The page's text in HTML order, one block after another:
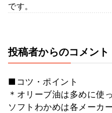
です。
投稿者からのコメント
■コツ・ポイント
＊オリーブ油は多めに使
ソフトわかめは各メーカ